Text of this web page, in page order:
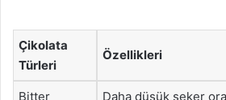
Çikolata
Türleri
Özellikleri
Bitter
Daha düşük şeker